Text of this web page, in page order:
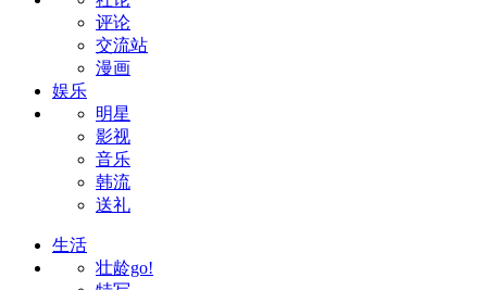
评论
交流站
漫画
娱乐
明星
影视
音乐
韩流
送礼
生活
壮龄go!